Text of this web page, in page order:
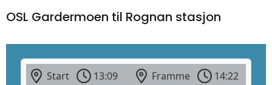
OSL Gardermoen til Rognan stasjon
Start 13:09 Framme
14:22